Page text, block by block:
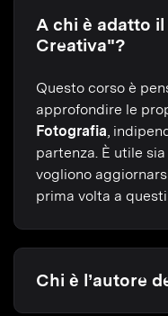
A chi è adatto
Creativa"?
Questo corso è
approfondire le
Fotografia ,
partenza. È utile
vogliono
prima volta a questi
Chi è l’autore